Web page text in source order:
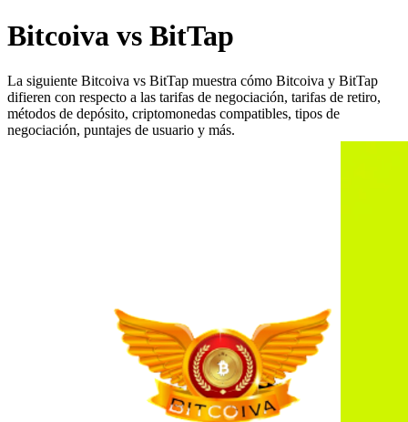
Bitcoiva vs BitTap
La siguiente Bitcoiva vs BitTap muestra cómo Bitcoiva y BitTap
difieren con respecto a las tarifas de negociación, tarifas de retiro,
métodos de depósito, criptomonedas compatibles, tipos de
negociación, puntajes de usuario y más.